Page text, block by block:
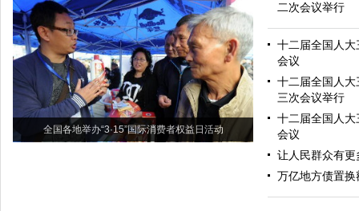
全国各地举办“3·15”国际消费者权益日活动
二次会议举行
十二届全国人
会议
十二届全国人
三次会议举行
十二届全国人
会议
让人民群众有更
万亿地方债置换